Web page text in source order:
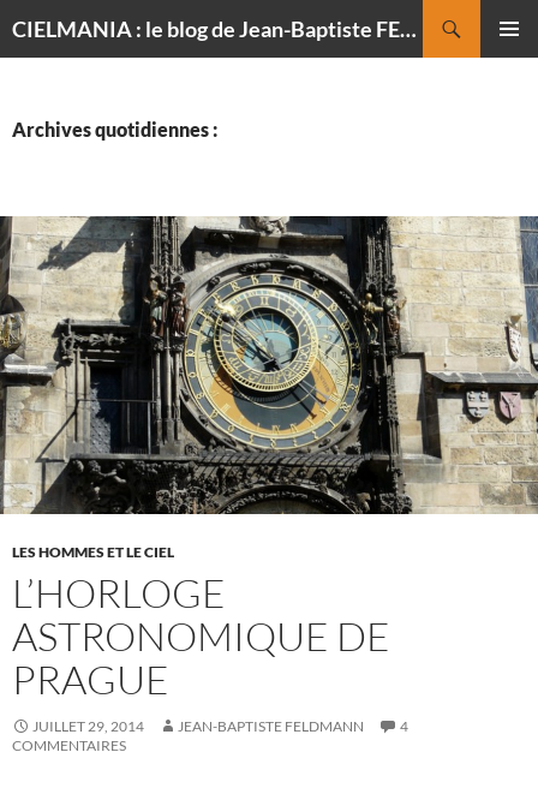
CIELMANIA : le blog de Jean-Baptiste FELDMANN, photographe du ciel
Archives quotidiennes :
LES HOMMES ET LE CIEL
L’HORLOGE
ASTRONOMIQUE DE
PRAGUE
JUILLET 29, 2014 JEAN-BAPTISTE FELDMANN
4
COMMENTAIRES